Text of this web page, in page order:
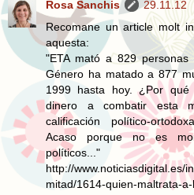
Rosa Sanchis
29.11.12
Recomane un article molt
aquesta:
"ETA mató a 829
Género ha matado a 877
1999 hasta hoy. ¿Por
dinero a combatir esta
calificación político-
Acaso porque no es
políticos..."
http://www.noticiasdigital.es/
mitad/1614-quien-maltrata-